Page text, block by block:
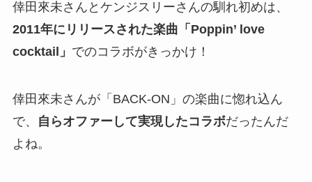
倖田來未さんとケンジスリーさんの馴れ初めは、
2011年にリリースされた楽曲「Poppin’ love
cocktail」 でのコラボがきっかけ！
倖田來未さんが「BACK-ON」の楽曲に惚れ込ん
で、
自らオファーして実現したコラボだったんだ
よね。